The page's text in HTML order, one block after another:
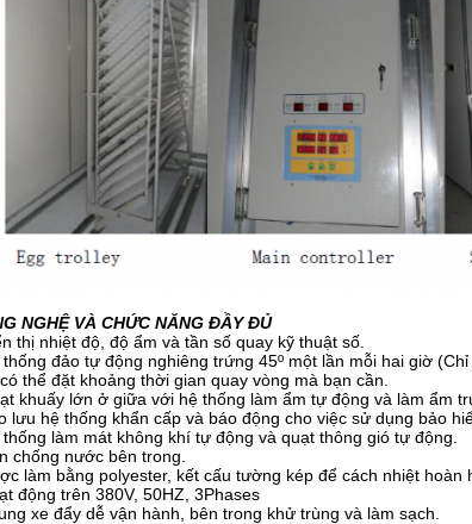
NGHỆ VÀ CHỨC NĂNG ĐẦY ĐỦ
thị nhiệt độ, độ ẩm và tần số quay kỹ thuật số.
thống đảo tự động nghiêng trứng 45º một lần mỗi hai giờ
thể đặt khoảng thời gian quay vòng mà bạn cần.
khuấy lớn ở giữa với hệ thống làm ẩm tự động và làm ẩm
lưu hệ thống khẩn cấp và báo động cho việc sử dụng bảo
thống làm mát không khí tự động và quạt thông gió tự động.
chống nước bên trong.
làm bằng polyester, kết cấu tường kép để cách nhiệt hoàn
động trên 380V, 50HZ, 3Phases
xe đẩy dễ vận hành, bên trong khử trùng và làm sạch.